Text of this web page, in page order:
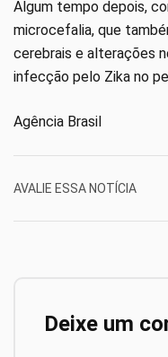
Algum tempo depois,
microcefalia, que
cerebrais e alterações
infecção pelo Zika no
Agência Brasil
AVALIE ESSA NOTÍCIA
Deixe um